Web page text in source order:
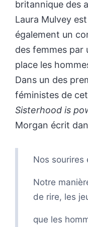
britannique des
Laura Mulvey
également un
des femmes par
place les
Dans un des
féministes de
Sisterhood is
Morgan écrit
Nos sourires
Notre
de rire, les
que les